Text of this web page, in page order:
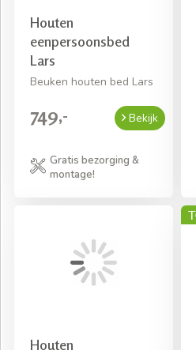
Houten
eenpersoonsbed
Lars
Beuken houten bed Lars
749,- Bekijk
Gratis bezorging &
montage!
Houten